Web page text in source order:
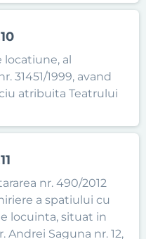
al
31451/1999, avand
atribuita Teatrului
nr. 490/2012
a spatiului cu
locuinta, situat in
Andrei Saguna nr. 12,